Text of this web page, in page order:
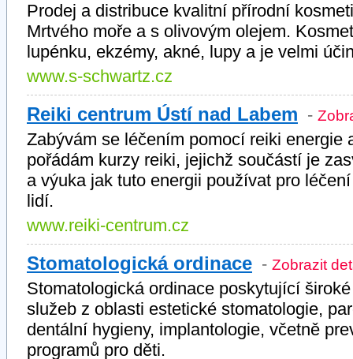
Prodej a distribuce kvalitní přírodní
Mrtvého moře a s olivovým olejem.
lupénku, ekzémy, akné, lupy a je velmi
www.s-schwartz.cz
Reiki centrum Ústí nad Labem -
Zabývám se léčením pomocí reiki energie
pořádám kurzy reiki, jejichž součástí je
a výuka jak tuto energii používat pro
lidí.
www.reiki-centrum.cz
Stomatologická ordinace - Zobrazit
Stomatologická ordinace poskytující
služeb z oblasti estetické stomatologie,
dentální hygieny, implantologie, včetně
programů pro děti.